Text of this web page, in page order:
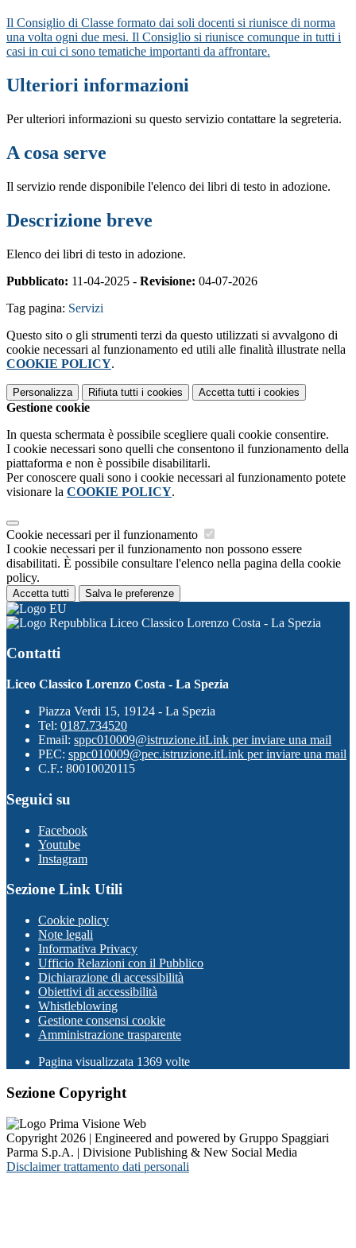
Il Consiglio di Classe formato dai soli docenti si riunisce di norma
una volta ogni due mesi. Il Consiglio si riunisce comunque in tutti i
casi in cui ci sono tematiche importanti da affrontare.
Ulteriori informazioni
Per ulteriori informazioni su questo servizio contattare la segreteria.
A cosa serve
Il servizio rende disponibile l'elenco dei libri di testo in adozione.
Descrizione breve
Elenco dei libri di testo in adozione.
Pubblicato: 11-04-2025 - Revisione: 04-07-2026
Tag pagina: Servizi
Questo sito o gli strumenti terzi da questo utilizzati si avvalgono di
cookie necessari al funzionamento ed utili alle finalità illustrate nella
COOKIE POLICY.
Personalizza Rifiuta tutti i cookies Accetta tutti i cookies
Gestione cookie
In questa schermata è possibile scegliere quali cookie consentire.
I cookie necessari sono quelli che consentono il funzionamento della
piattaforma e non è possibile disabilitarli.
Per conoscere quali sono i cookie necessari al funzionamento potete
visionare la COOKIE POLICY.
Cookie necessari per il funzionamento
I cookie necessari per il funzionamento non possono essere
disabilitati. È possibile consultare l'elenco nella pagina della cookie
policy.
Accetta tutti Salva le preferenze
Liceo Classico Lorenzo Costa - La Spezia
Contatti
Liceo Classico Lorenzo Costa - La Spezia
Piazza Verdi 15, 19124 - La Spezia
Tel: 0187.734520
Email: sppc010009@istruzione.itLink per inviare una mail
PEC: sppc010009@pec.istruzione.itLink per inviare una mail
C.F.: 80010020115
Seguici su
Facebook
Youtube
Instagram
Sezione Link Utili
Cookie policy
Note legali
Informativa Privacy
Ufficio Relazioni con il Pubblico
Dichiarazione di accessibilità
Obiettivi di accessibilità
Whistleblowing
Gestione consensi cookie
Amministrazione trasparente
Pagina visualizzata 1369 volte
Sezione Copyright
Copyright 2026 | Engineered and powered by Gruppo Spaggiari
Parma S.p.A. | Divisione Publishing & New Social Media
Disclaimer trattamento dati personali